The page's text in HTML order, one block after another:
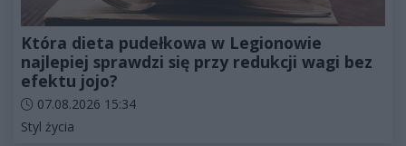
Która dieta pudełkowa w Legionowie
najlepiej sprawdzi się przy redukcji wagi bez
efektu jojo?
Data dodania artykułu:
07.08.2026 15:34
Kategorie artykułu:
Styl życia